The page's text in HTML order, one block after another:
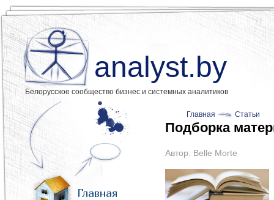
analyst.by
Белорусское сообщество бизнес и системных аналитиков
Главная
Главная Статьи
Подборка
Автор: Belle Morte